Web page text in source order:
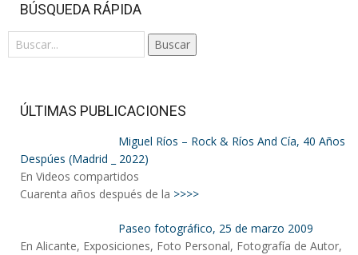
BÚSQUEDA RÁPIDA
Buscar
ÚLTIMAS PUBLICACIONES
Miguel Ríos – Rock & Ríos And Cía, 40 Años
Despúes (Madrid _ 2022)
En Videos compartidos
Cuarenta años después de la >>>>
Paseo fotográfico, 25 de marzo 2009
En Alicante, Exposiciones, Foto Personal, Fotografía de Autor,